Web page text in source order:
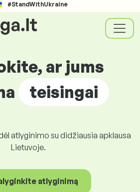
#StandWithUkraine
ar jums
teisingai
atlyginimo su didžiausia apklausa
Lietuvoje.
atlyginimą